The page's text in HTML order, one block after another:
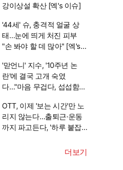
강이상설 확산 [엑's 이슈]
'44세' 슈, 충격적 얼굴 상
태…눈에 띄게 처진 피부
"손 봐야 할 데 많아" [엑's
'맏언니' 지수, '10주년 논
란'에 결국 고개 숙였
다…"마음 무겁다, 섭섭함
OTT, 이제 '보는 시간'만 노
리지 않는다…출퇴근·운동
까지 파고든다, '하루 붙잡
더보기